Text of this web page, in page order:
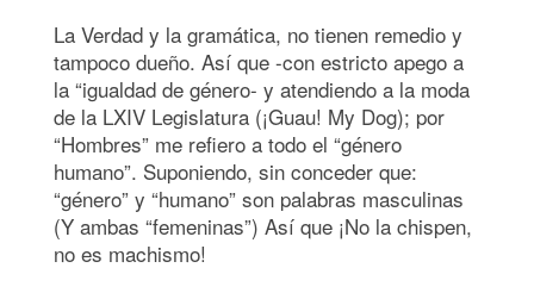
La Verdad y la gramática, no tienen remedio y
tampoco dueño. Así que -con estricto apego a
la “igualdad de género- y atendiendo a la moda
de la LXIV Legislatura (¡Guau! My Dog); por
“Hombres” me refiero a todo el “género
humano”. Suponiendo, sin conceder que:
“género” y “humano” son palabras masculinas
(Y ambas “femeninas”) Así que ¡No la chispen,
no es machismo!